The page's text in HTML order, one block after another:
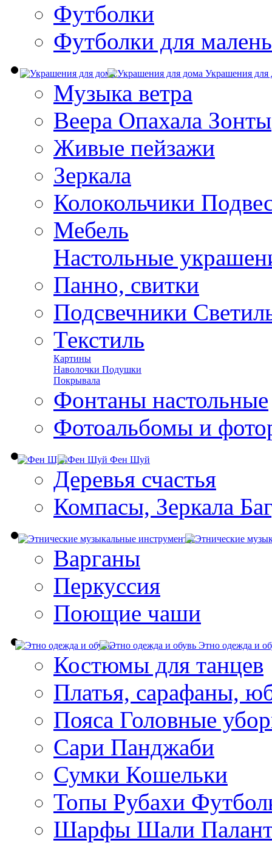
Футболки
Футболки для
Украшения для
Музыка ветра
Веера Опахала Зонты
Живые пейзажи
Зеркала
Колокольчики
Мебель
Настольные
Панно, свитки
Подсвечники
Текстиль
Картины
Наволочки Подушки
Покрывала
Фонтаны настольные
Фотоальбомы и
Фен Шуй
Деревья счастья
Компасы, Зеркала
Варганы
Перкуссия
Поющие чаши
Этно одежда и
Костюмы для танцев
Платья, сарафаны,
Пояса Головные
Сари Панджаби
Сумки Кошельки
Топы Рубахи
Шарфы Шали